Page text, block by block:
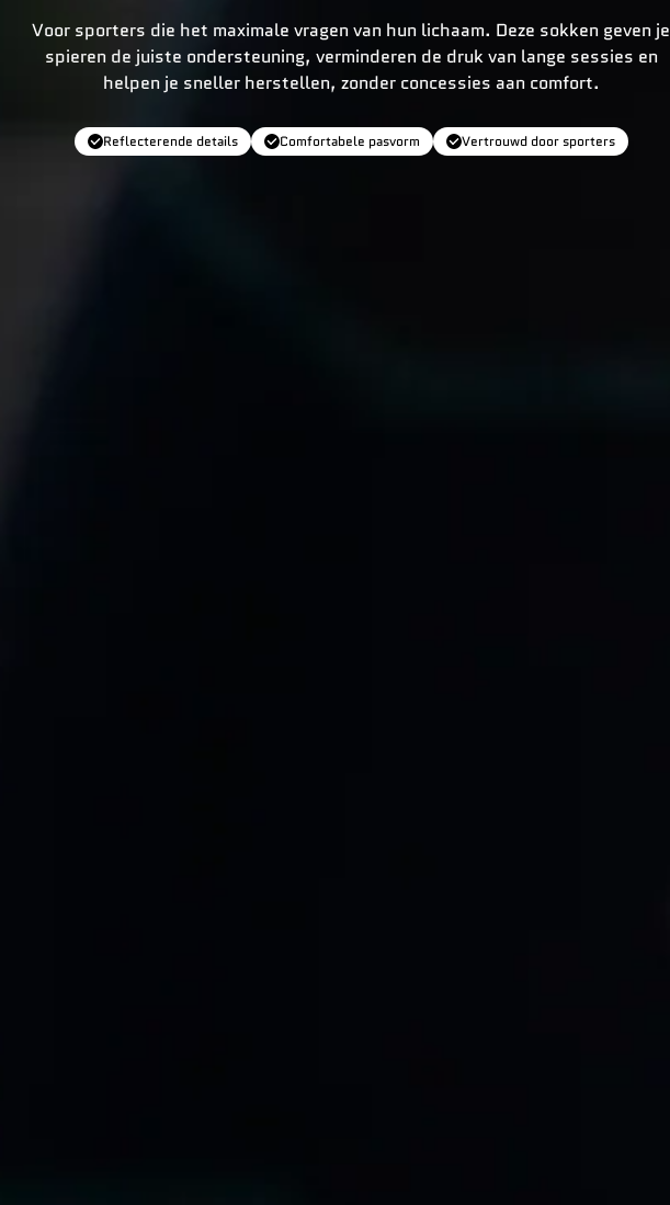
Voor sporters die het maximale vragen van hun lichaam. Deze sokken geven je
spieren de juiste ondersteuning, verminderen de druk van lange sessies en
helpen je sneller herstellen, zonder concessies aan comfort.
Reflecterende details Comfortabele pasvorm Vertrouwd door sporters